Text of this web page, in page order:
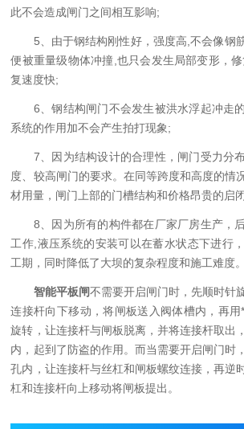
此不会造成闸门之间相互影响;
5、由于钢结构刚性好，强度高,不会像钢筋
便被重量级物体冲撞,也只会发生局部变形，修
复速度快;
6、钢结构闸门不会发生被洪水浮起冲走
系统的作用加不会产生拍打现象;
7、因为结构设计的合理性，闸门受力分
度、较高闸门的要求。在同等跨度和高度的情
材用量，闸门上部的门槽结构和价格昂贵的启
8、因为所有的构件都在厂家厂房生产，
工作,液压系统的安装可以在蓄水状态下进行
工期，同时降低了大坝的复杂程度和施工难度。
智能平板闸不需要开启闸门时，先顺时针
连接杆向下移动，将闸板送入阀体槽内，再
旋转，让连接杆与闸板脱离，并将连接杆取出
内，起到了防盗的作用。而当需要开启闸门时
孔内，让连接杆与丝杠和闸板螺纹连接，再逆
杠和连接杆向上移动将闸板提出。